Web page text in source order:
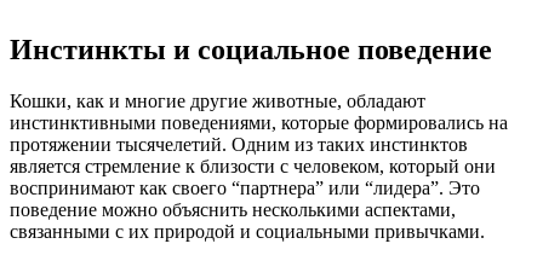
Инстинкты и социальное поведение
Кошки, как и многие другие животные, обладают
инстинктивными поведениями, которые формировались на
протяжении тысячелетий. Одним из таких инстинктов
является стремление к близости с человеком, который они
воспринимают как своего “партнера” или “лидера”. Это
поведение можно объяснить несколькими аспектами,
связанными с их природой и социальными привычками.